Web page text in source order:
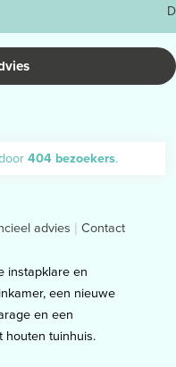
D
404 bezoekers.
advies Contact
instapklare en
een nieuwe
en een
houten tuinhuis.